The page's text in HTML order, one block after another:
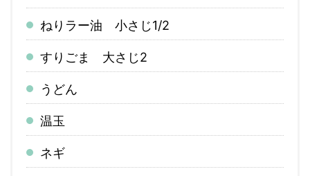
ねりラー油 小さじ1/2
すりごま 大さじ2
うどん
温玉
ネギ